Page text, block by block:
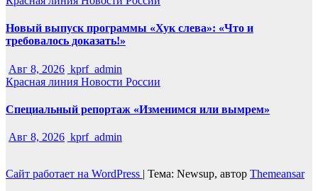
Новый выпуск программы «Хук слева»: «Что и
требовалось доказать!»
Авг 8, 2026 kprf_admin
Красная линия Новости России
Специальный репортаж «Изменимся или вымрем»
Авг 8, 2026 kprf_admin
Сайт работает на WordPress | Тема: Newsup, автор Themeansar